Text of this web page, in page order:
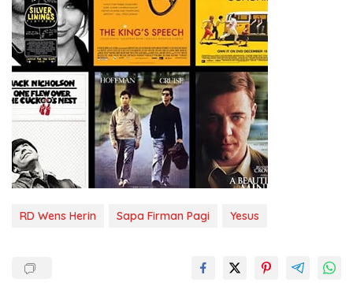
RD Wens Herin Sapa Firman Pagi Yesus